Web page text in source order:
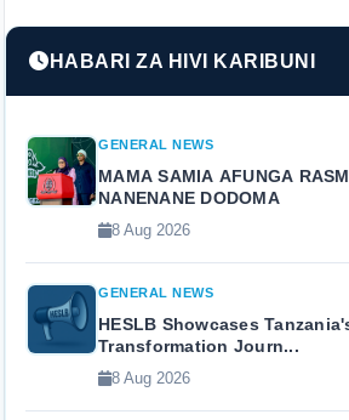
HABARI ZA HIVI KARIBUNI
GENERAL NEWS
MAMA SAMIA AFUNGA
NANENANE DODOMA
8 Aug 2026
GENERAL NEWS
HESLB Showcases
Transformation Journ...
8 Aug 2026